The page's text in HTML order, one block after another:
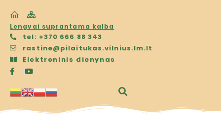
Lengvai suprantama kalba
tel: +370 666 88 343
rastine@pilaitukas.vilnius.lm.lt
Elektroninis dienynas